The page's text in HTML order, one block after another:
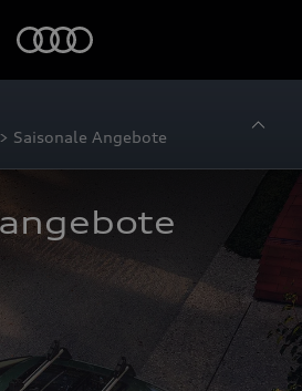
Saisonale Angebote